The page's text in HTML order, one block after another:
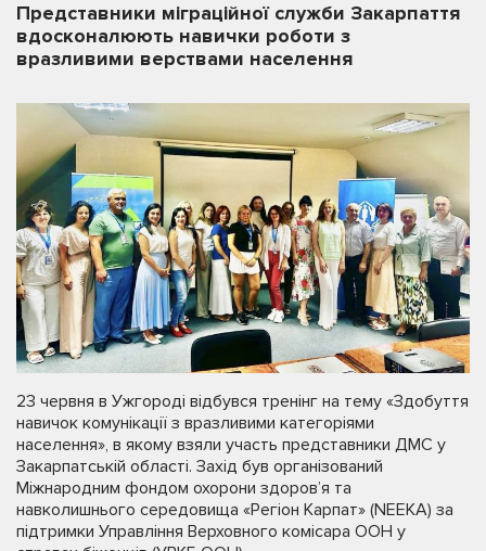
Представники міграційної служби Закарпаття
вдосконалюють навички роботи з
вразливими верствами населення
23 червня в Ужгороді відбувся тренінг на тему «Здобуття
навичок комунікації з вразливими категоріями
населення», в якому взяли участь представники ДМС у
Закарпатській області. Захід був організований
Міжнародним фондом охорони здоровʼя та
навколишнього середовища «Регіон Карпат» (NEEKA) за
підтримки Управління Верховного комісара ООН у